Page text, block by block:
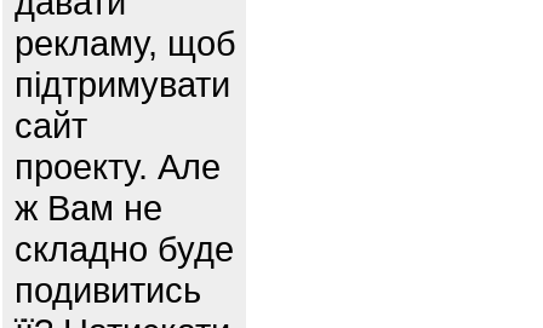
рекламу, щоб
підтримувати
сайт
проекту. Але
ж Вам не
складно буде
подивитись